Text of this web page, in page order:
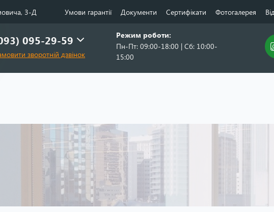
3-Д Умови гарантії Документи Сертифікати Фотогалерея
095-29-59
зворотній дзвінок
Режим роботи:
Пн-Пт: 09:00-18:00 | Сб: 10:00-
15:00